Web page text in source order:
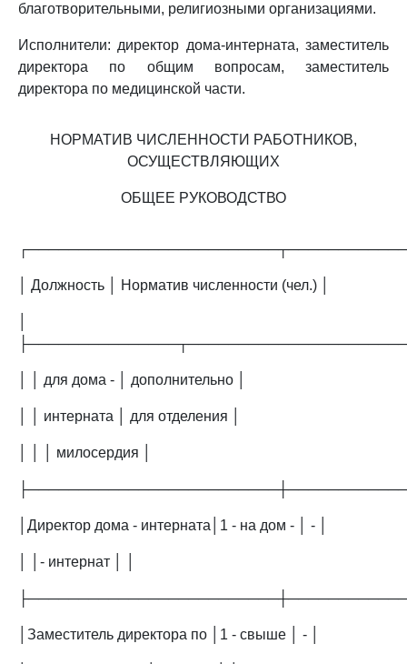
благотворительными, религиозными организациями.
Исполнители: директор дома-интерната, заместитель
директора по общим вопросам, заместитель
директора по медицинской части.
НОРМАТИВ ЧИСЛЕННОСТИ РАБОТНИКОВ,
ОСУЩЕСТВЛЯЮЩИХ
ОБЩЕЕ РУКОВОДСТВО
│ Должность │ Норматив численности (чел.) │
│ │ для дома - │ дополнительно │
│ │ интерната │ для отделения │
│ │ │ милосердия │
│Директор дома - интерната│1 - на дом - │ - │
│ │- интернат │ │
│Заместитель директора по │1 - свыше │ - │